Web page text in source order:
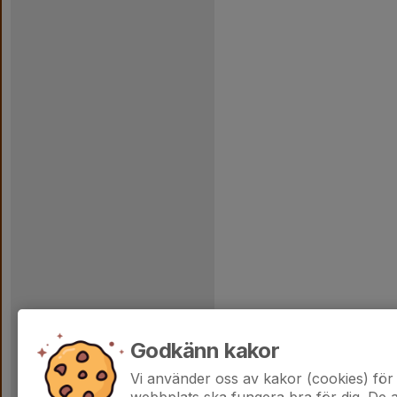
Godkänn kakor
Vi använder oss av kakor (cookies)